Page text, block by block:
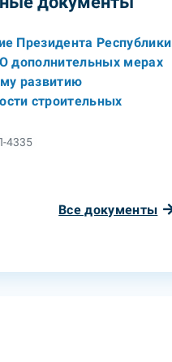
Президента Республики
дополнительных мерах
развитию
строительных
4335
Все документы